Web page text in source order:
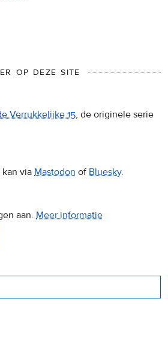
OP DEZE SITE
Verrukkelijke 15, de originele serie
via Mastodon ofBluesky.
aan. Meer informatie